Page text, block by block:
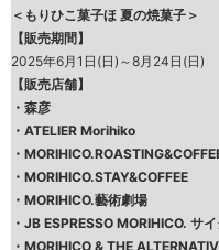
＜もりひこ菓子ほ 夏の焼菓子＞
【販売期間】
2025年6月1日(日)～8月24日(日)
【販売店舗】
・ 森彦
・ ATELIER Morihiko
・
・ MORIHICO.STAY&COFFEE
・ MORIHICO.藝術劇場
・ JB ESPRESSO MORIHICO. サ
・ MORIHICO & THE